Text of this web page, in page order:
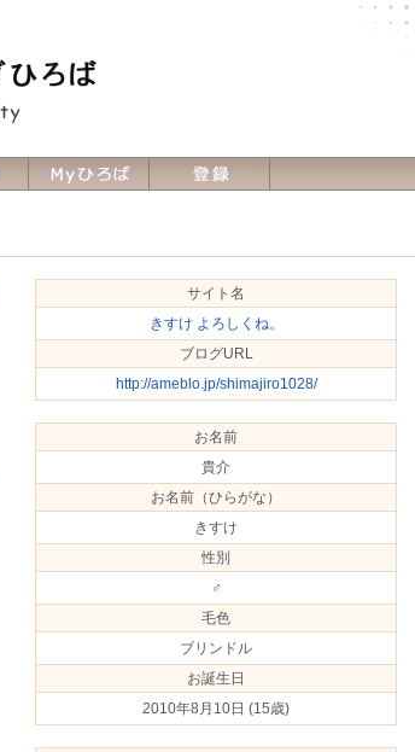
サイト名
きすけ よろしくね。
ブログURL
http://ameblo.jp/shimajiro1028/
お名前
貴介
お名前（ひらがな）
きすけ
性別
♂
毛色
ブリンドル
お誕生日
2010年8月10日 (15歳)